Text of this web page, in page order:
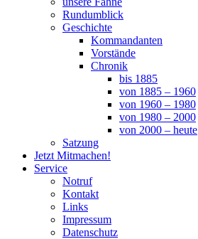
Rundumblick
Geschichte
Kommandanten
Vorstände
Chronik
bis 1885
von 1885 – 1960
von 1960 – 1980
von 1980 – 2000
von 2000 – heute
Satzung
Jetzt Mitmachen!
Service
Notruf
Kontakt
Links
Impressum
Datenschutz